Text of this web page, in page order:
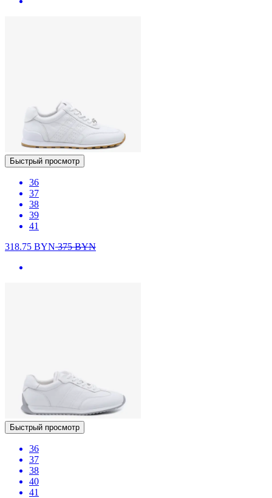
Быстрый просмотр
36
37
38
39
41
318.75 BYN375BYN
Быстрый просмотр
36
37
38
40
41